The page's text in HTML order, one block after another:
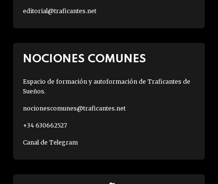
editorial@traficantes.net
NOCIONES COMUNES
Espacio de formación y autoformación de Traficantes de
Sueños.
nocionescomunes@traficantes.net
+34 630662527
Canal de Telegram